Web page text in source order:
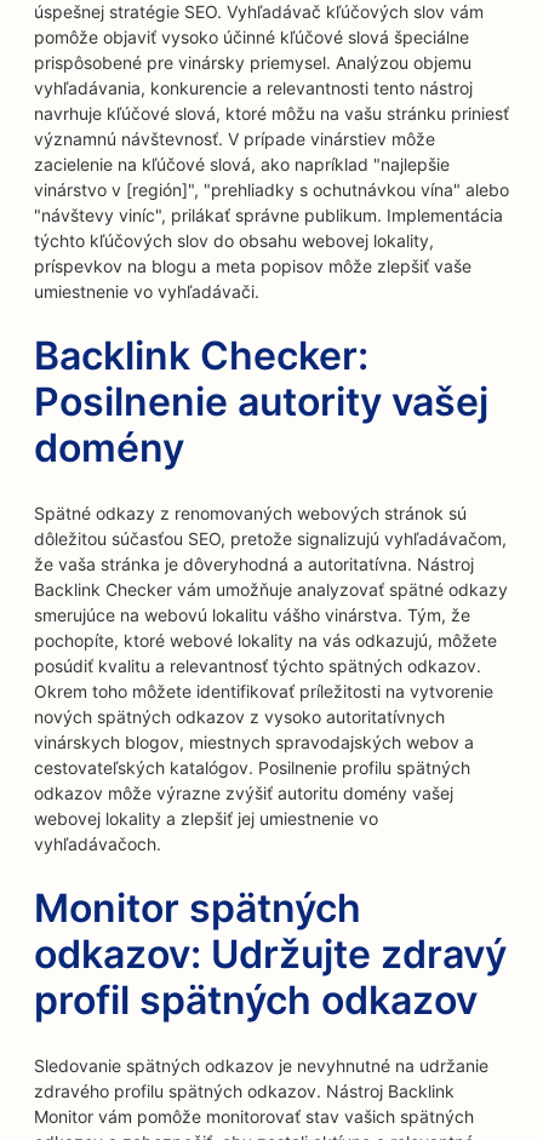
úspešnej stratégie SEO. Vyhľadávač kľúčových slov vám
pomôže objaviť vysoko účinné kľúčové slová špeciálne
prispôsobené pre vinársky priemysel. Analýzou objemu
vyhľadávania, konkurencie a relevantnosti tento nástroj
navrhuje kľúčové slová, ktoré môžu na vašu stránku priniesť
významnú návštevnosť. V prípade vinárstiev môže
zacielenie na kľúčové slová, ako napríklad "najlepšie
vinárstvo v [región]", "prehliadky s ochutnávkou vína" alebo
"návštevy viníc", prilákať správne publikum. Implementácia
týchto kľúčových slov do obsahu webovej lokality,
príspevkov na blogu a meta popisov môže zlepšiť vaše
umiestnenie vo vyhľadávači.
Backlink Checker:
Posilnenie autority vašej
domény
Spätné odkazy z renomovaných webových stránok sú
dôležitou súčasťou SEO, pretože signalizujú vyhľadávačom,
že vaša stránka je dôveryhodná a autoritatívna. Nástroj
Backlink Checker vám umožňuje analyzovať spätné odkazy
smerujúce na webovú lokalitu vášho vinárstva. Tým, že
pochopíte, ktoré webové lokality na vás odkazujú, môžete
posúdiť kvalitu a relevantnosť týchto spätných odkazov.
Okrem toho môžete identifikovať príležitosti na vytvorenie
nových spätných odkazov z vysoko autoritatívnych
vinárskych blogov, miestnych spravodajských webov a
cestovateľských katalógov. Posilnenie profilu spätných
odkazov môže výrazne zvýšiť autoritu domény vašej
webovej lokality a zlepšiť jej umiestnenie vo
vyhľadávačoch.
Monitor spätných
odkazov: Udržujte zdravý
profil spätných odkazov
Sledovanie spätných odkazov je nevyhnutné na udržanie
zdravého profilu spätných odkazov. Nástroj Backlink
Monitor vám pomôže monitorovať stav vašich spätných